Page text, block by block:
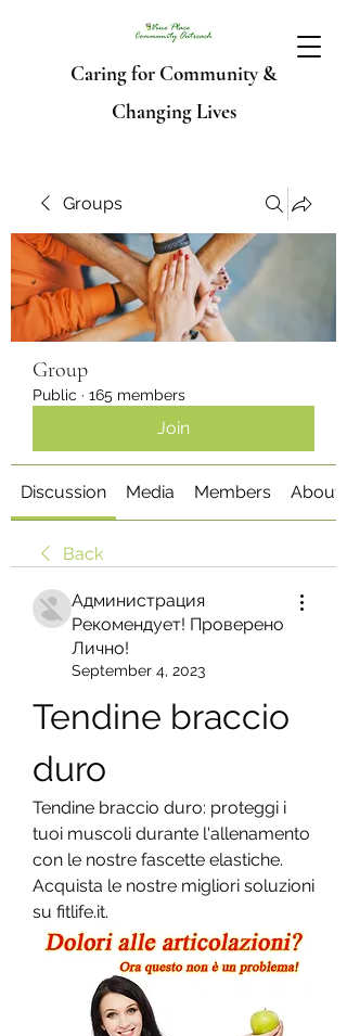
Caring for Community &
Changing Lives
Groups
Group
Public · 165 members
Join
Discussion Media Members About
Back
Администрация
Рекомендует! Проверено
Лично!
September 4, 2023
Tendine braccio
duro
Tendine braccio duro: proteggi i
tuoi muscoli durante l'allenamento
con le nostre fascette elastiche.
Acquista le nostre migliori soluzioni
su fitlife.it.